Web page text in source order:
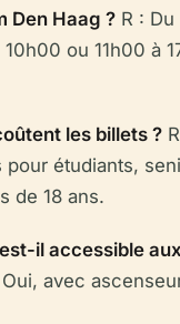
Den Haag ? R :
ou 11h00 à
les billets ?
étudiants,
de 18 ans.
il accessible
Oui, avec